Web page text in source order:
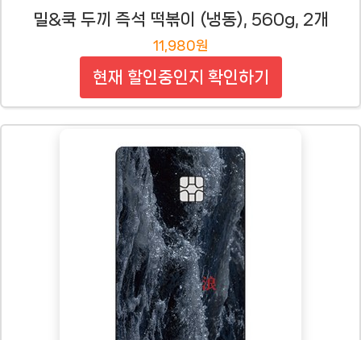
밀&쿡 두끼 즉석 떡볶이 (냉동), 560g, 2개
11,980원
현재 할인중인지 확인하기